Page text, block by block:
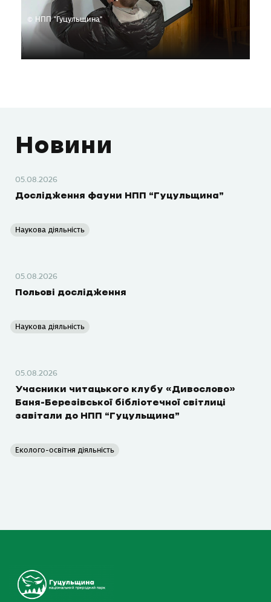
© НПП "Гуцульщина"
Новини
05.08.2026
Дослідження фауни НПП “Гуцульщина”
Наукова діяльність
05.08.2026
Польові дослідження
Наукова діяльність
05.08.2026
Учасники читацького клубу «Дивослово»
Баня-Березівської бібліотечної світлиці
завітали до НПП “Гуцульщина”
Еколого-освітня діяльність